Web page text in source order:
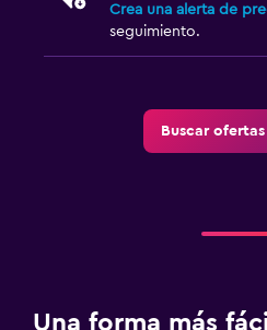
Crea una alerta de
seguimiento.
Buscar
Una forma más